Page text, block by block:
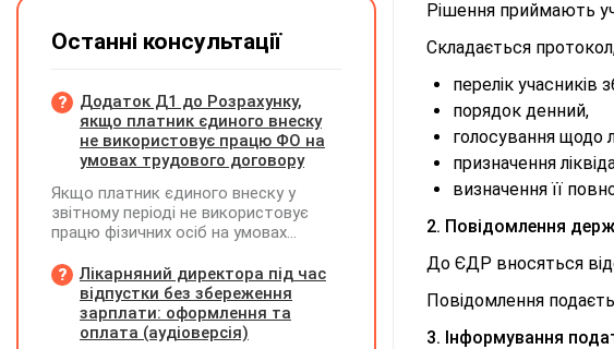
Рішення приймають
Складається
перелік учасників
порядок денний,
голосування щодо
призначення
визначення її
2. Повідомлення
До ЄДР вносяться
Повідомлення
3. Інформування
Останні консультації
Додаток Д1 до Розрахунку,
якщо платник єдиного внеску
не використовує працю ФО на
умовах трудового договору
Якщо платник єдиного внеску у
звітному періоді не використовує
працю фізичних осіб на умовах
на інших умовах, передбачених
законодавством, Додаток Д1/
Додаток ФІЗ-Д1 за відповідний
період не подається
Лікарняний директора під час
відпустки без збереження
зарплати: оформлення та
оплата (аудіоверсія)